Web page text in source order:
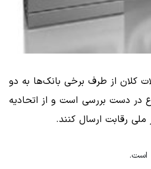
کلان از طرف برخی بانک‌ها به دو
در دست بررسی است و از اتحادیه
است.